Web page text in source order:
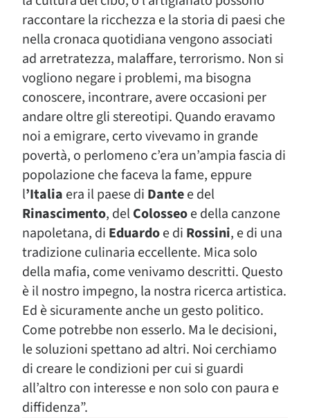
raccontare la ricchezza e la storia di paesi che
nella cronaca quotidiana vengono associati
ad arretratezza, malaffare, terrorismo. Non si
vogliono negare i problemi, ma bisogna
conoscere, incontrare, avere occasioni per
andare oltre gli stereotipi. Quando eravamo
noi a emigrare, certo vivevamo in grande
povertà, o perlomeno c’era un’ampia fascia di
popolazione che faceva la fame, eppure
l’Italia era il paese di Dantee del
Rinascimento, delColosseoe della canzone
napoletana, di Eduardoe di Rossini, e di una
tradizione culinaria eccellente. Mica solo
della mafia, come venivamo descritti. Questo
è il nostro impegno, la nostra ricerca artistica.
Ed è sicuramente anche un gesto politico.
Come potrebbe non esserlo. Ma le decisioni,
le soluzioni spettano ad altri. Noi cerchiamo
di creare le condizioni per cui si guardi
all’altro con interesse e non solo con paura e
diffidenza”.